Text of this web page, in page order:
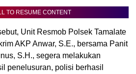
TO RESUME CONTENT
Unit Resmob Polsek Tamalate
AKP Anwar, S.E., bersama Panit
S.H., segera melakukan
penelusuran, polisi berhasil